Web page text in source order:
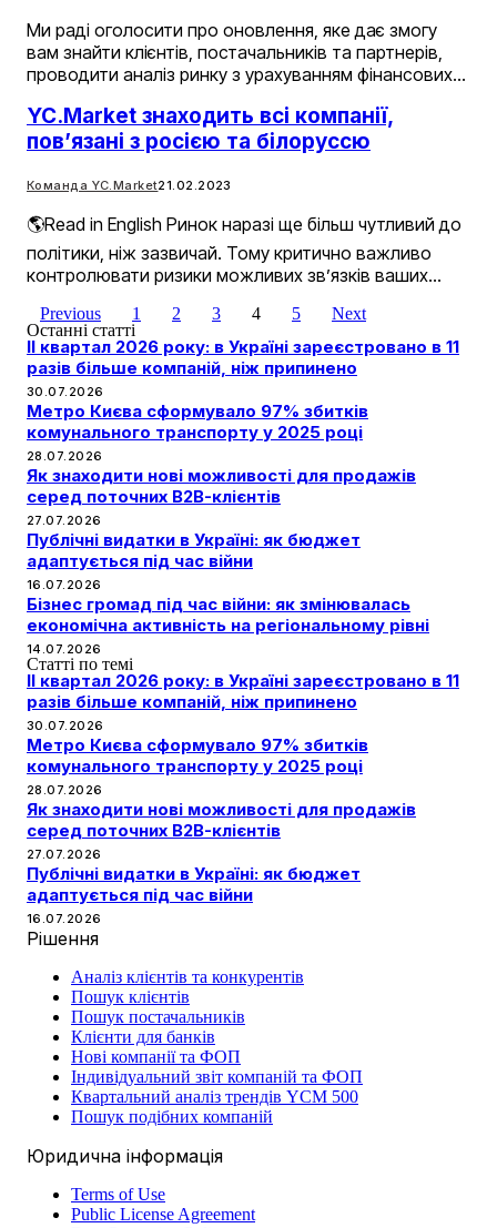
Ми раді оголосити про оновлення, яке дає змогу
вам знайти клієнтів, постачальників та партнерів,
проводити аналіз ринку з урахуванням фінансових…
YC.Market знаходить всі компанії,
пов’язані з росією та білоруссю
Команда YC.Market21.02.2023
🌎Read in English Ринок наразі ще більш чутливий до
політики, ніж зазвичай. Тому критично важливо
контролювати ризики можливих зв’язків ваших…
Previous 1 2 3 4 5
Next
Останні статті
II квартал 2026 року: в Україні зареєстровано в 11
разів більше компаній, ніж припинено
30.07.2026
Метро Києва сформувало 97% збитків
комунального транспорту у 2025 році
28.07.2026
Як знаходити нові можливості для продажів
серед поточних B2B-клієнтів
27.07.2026
Публічні видатки в Україні: як бюджет
адаптується під час війни
16.07.2026
Бізнес громад під час війни: як змінювалась
економічна активність на регіональному рівні
14.07.2026
Статті по темі
II квартал 2026 року: в Україні зареєстровано в 11
разів більше компаній, ніж припинено
30.07.2026
Метро Києва сформувало 97% збитків
комунального транспорту у 2025 році
28.07.2026
Як знаходити нові можливості для продажів
серед поточних B2B-клієнтів
27.07.2026
Публічні видатки в Україні: як бюджет
адаптується під час війни
16.07.2026
Рішення
Аналіз клієнтів та конкурентів
Пошук клієнтів
Пошук постачальників
Клієнти для банків
Нові компанії та ФОП
Індивідуальний звіт компаній та ФОП
Квартальний аналіз трендів YCM 500
Пошук подібних компаній
Юридична інформація
Terms of Use
Public License Agreement